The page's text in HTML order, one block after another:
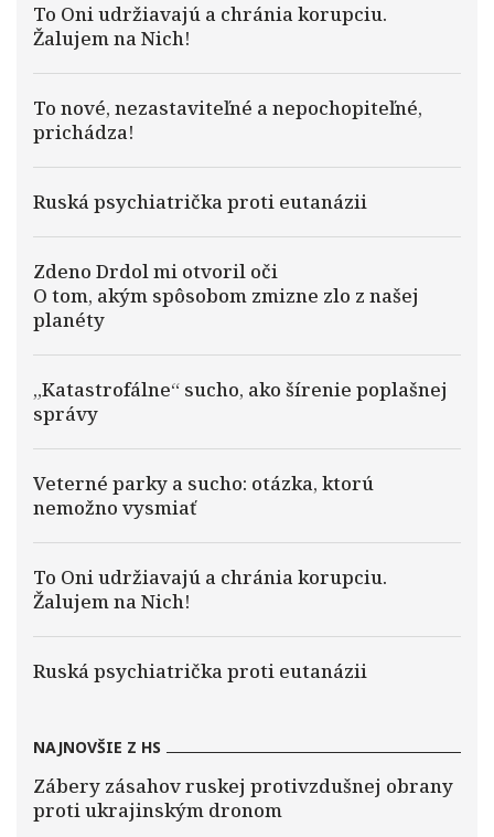
To Oni udržiavajú a chránia korupciu.
Žalujem na Nich!
To nové, nezastaviteľné a nepochopiteľné,
prichádza!
Ruská psychiatrička proti eutanázii
Zdeno Drdol mi otvoril oči
O tom, akým spôsobom zmizne zlo z našej
planéty
„Katastrofálne“ sucho, ako šírenie poplašnej
správy
Veterné parky a sucho: otázka, ktorú
nemožno vysmiať
To Oni udržiavajú a chránia korupciu.
Žalujem na Nich!
Ruská psychiatrička proti eutanázii
NAJNOVŠIE Z HS
Zábery zásahov ruskej protivzdušnej obrany
proti ukrajinským dronom